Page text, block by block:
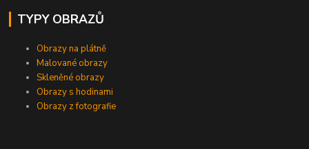
TYPY OBRAZŮ
Obrazy na plátně
Malované obrazy
Skleněné obrazy
Obrazy s hodinami
Obrazy z fotografie